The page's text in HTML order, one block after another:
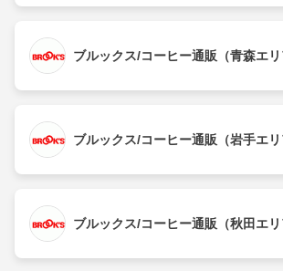
ブルックス/コーヒー通販（青森エリ
ブルックス/コーヒー通販（岩手エリ
ブルックス/コーヒー通販（秋田エリ